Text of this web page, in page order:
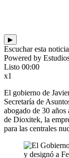
▶
Escuchar esta noticia
Powered by
Listo 00:00
x1
El gobierno de
Secretaría de
abogado de 30
de Dioxitek, la
para las centrales